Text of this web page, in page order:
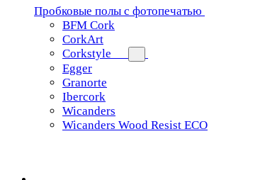
Пробковые полы с фотопечатью
BFM Cork
CorkArt
Corkstyle
Egger
Granorte
Ibercork
Wicanders
Wicanders Wood Resist ECO